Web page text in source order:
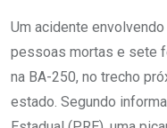
Um acidente
pessoas mortas e sete
na BA-250, no trecho
estado. Segundo